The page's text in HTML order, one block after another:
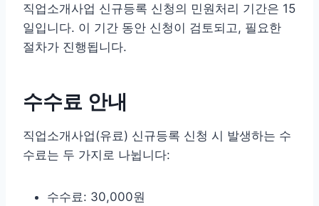
직업소개사업 신규등록 신청의 민원처리 기간은 15
일입니다. 이 기간 동안 신청이 검토되고, 필요한
절차가 진행됩니다.
수수료 안내
직업소개사업(유료) 신규등록 신청 시 발생하는 수
수료는 두 가지로 나뉩니다:
수수료: 30,000원